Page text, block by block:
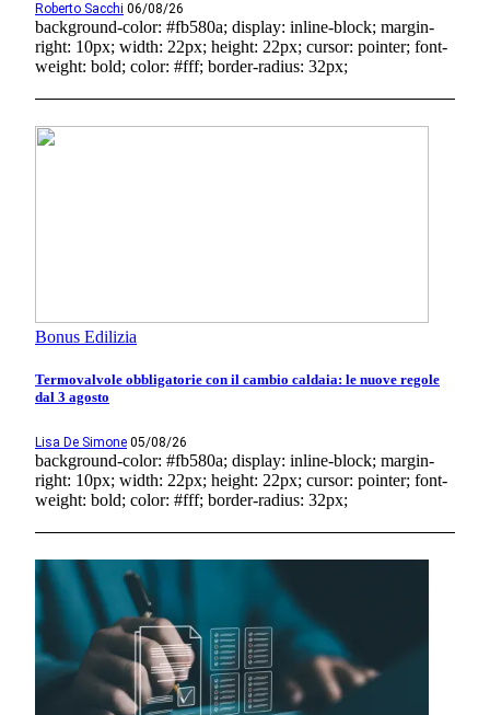
Roberto Sacchi 06/08/26
background-color: #fb580a; display: inline-block; margin-
right: 10px; width: 22px; height: 22px; cursor: pointer; font-
weight: bold; color: #fff; border-radius: 32px;
Bonus Edilizia
Termovalvole obbligatorie con il cambio caldaia: le nuove regole
dal 3 agosto
Lisa De Simone 05/08/26
background-color: #fb580a; display: inline-block; margin-
right: 10px; width: 22px; height: 22px; cursor: pointer; font-
weight: bold; color: #fff; border-radius: 32px;